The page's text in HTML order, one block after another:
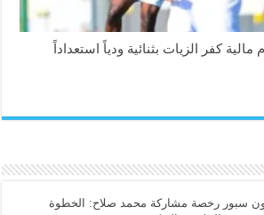
كفر الزيات بثنائية ودياً استعداداً
سبور رخصة مشاركة محمد صلاح: الخطوة